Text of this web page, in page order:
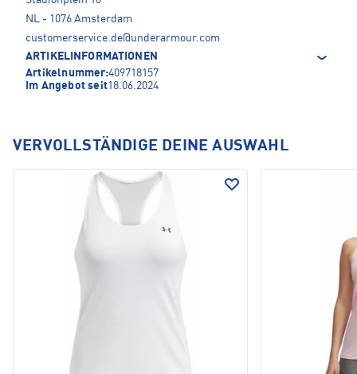
NL - 1076 Amsterdam
customerservice.de@underarmour.com
ARTIKELINFORMATIONEN
Artikelnummer:409718157
Im Angebot seit18.06.2024
VERVOLLSTÄNDIGE DEINE AUSWAHL